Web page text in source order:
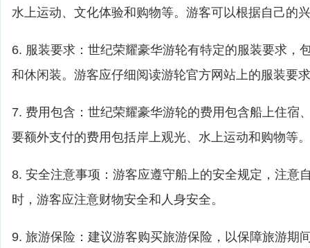
水上运动、文化体验和购物等。游客可以根据自己的
6. 服装要求：世纪荣耀豪华游轮有特定的服装要求，
和休闲装。游客应仔细阅读游轮官方网站上的服装要
7. 费用包含：世纪荣耀豪华游轮的费用包含船上住宿
要额外支付的费用包括岸上观光、水上运动和购物等。
8. 安全注意事项：游客应遵守船上的安全规定，注意
时，游客应注意财物安全和人身安全。
9. 旅游保险：建议游客购买旅游保险，以保障旅游期